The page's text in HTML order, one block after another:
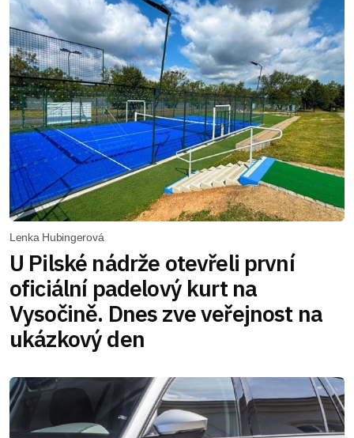
Lenka Hubingerová
U Pilské nádrže otevřeli první
oficiální padelový kurt na
Vysočině. Dnes zve veřejnost na
ukázkový den